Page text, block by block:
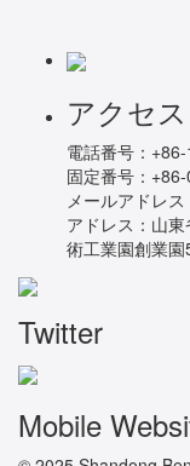
アクセス
電話番号：
固定番号：
メールアドレス
アドレス： 山
術工業園創業
Twitter
Mobile